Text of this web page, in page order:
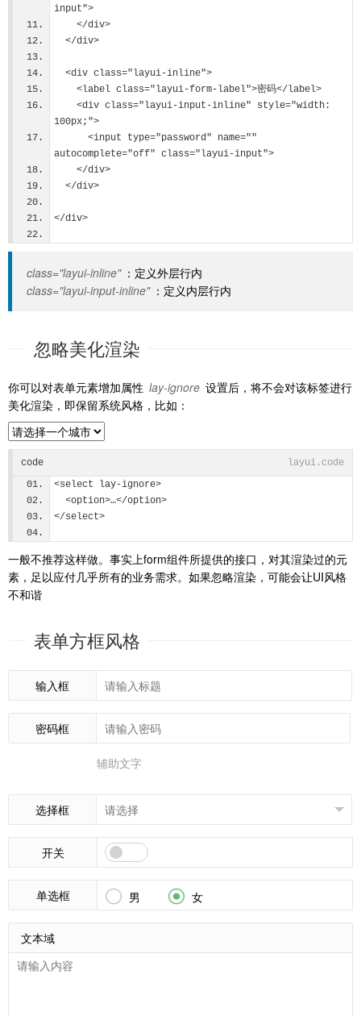
input">
    </div>
  </div>
  <div class="layui-inline">
    <label class="layui-form-label">密码</label>
100px;">
autocomplete="off" class="layui-input">
    </div>
  </div>
</div>
class="layui-inline" ：定义外层行内
class="layui-input-inline" ：定义内层行内
忽略美化渲染
你可以对表单元素增加属性 lay-ignore 设置后，将不会对该标签进行
美化渲染，即保留系统风格，比如：
code
layui.code
<select lay-ignore>
  <option>…</option>
</select>
一般不推荐这样做。事实上form组件所提供的接口，对其渲染过的元
素，足以应付几乎所有的业务需求。如果忽略渲染，可能会让UI风格
不和谐
表单方框风格
输入框
密码框
辅助文字
选择框
开关
单选框  男  女
文本域